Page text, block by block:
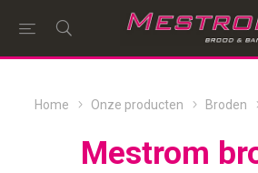
Home Onze producten Broden
Mestrom